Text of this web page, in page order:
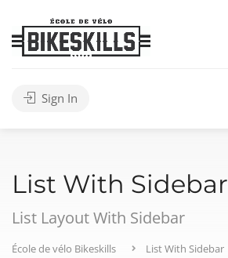
Sign In
List With Sidebar
List Layout With Sidebar
École de vélo Bikeskills List With Sidebar